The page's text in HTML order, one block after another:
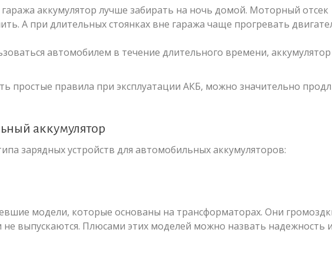
аккумулятор лучше забирать на ночь домой. Моторный отсек
А при длительных стоянках вне гаража чаще прогревать
автомобилем в течение длительного времени,
простые правила при эксплуатации АКБ, можно значительно
аккумулятор
зарядных устройств для автомобильных аккумуляторов:
модели, которые основаны на трансформаторах. Они
не выпускаются. Плюсами этих моделей можно назвать надежность и